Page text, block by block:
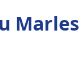
Marles